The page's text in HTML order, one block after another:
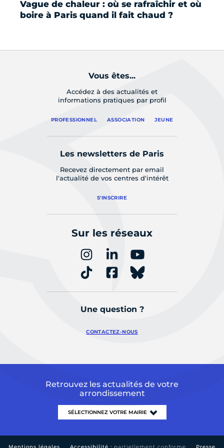
Vague de chaleur : où se rafraîchir et où
boire à Paris quand il fait chaud ?
Vous êtes...
Accédez à des actualités et
informations pratiques par profil
PROFESSIONNEL ASSOCIATION JEUNE
Les newsletters de Paris
Recevez directement par email
l'actualité de vos centres d'intérêt
S'INSCRIRE
Sur les réseaux
Une question ?
CONTACTEZ-NOUS
Retrouvez les actualités de votre
arrondissement